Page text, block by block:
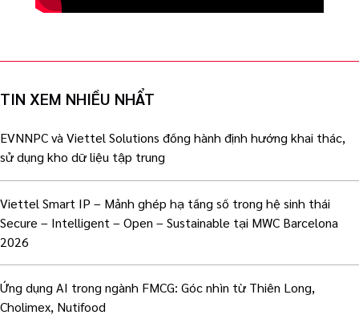
TIN XEM NHIỀU NHẨT
EVNNPC và Viettel Solutions đồng hành định hướng khai thác,
sử dụng kho dữ liệu tập trung
Viettel Smart IP – Mảnh ghép hạ tầng số trong hệ sinh thái
Secure – Intelligent – Open – Sustainable tại MWC Barcelona
2026
Ứng dụng AI trong ngành FMCG: Góc nhìn từ Thiên Long,
Cholimex, Nutifood